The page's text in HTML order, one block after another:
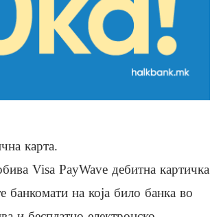
карта.
Visa PayWave дебитна картичка
банкомати на која било банка во